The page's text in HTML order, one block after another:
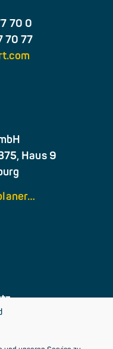
70 0
70 77
Haus 9